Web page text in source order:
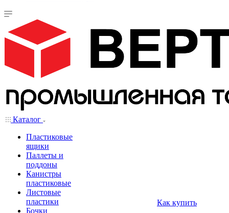
Каталог
Пластиковые
ящики
Паллеты и
поддоны
Канистры
пластиковые
Листовые
пластики
Бочки
Как купить